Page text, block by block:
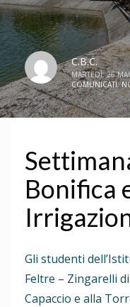
C.B.C.
MARTEDÌ, 26
COMUNICATI,
Bonifica
Gli studenti
Feltre – Zingarelli
Capaccio e alla